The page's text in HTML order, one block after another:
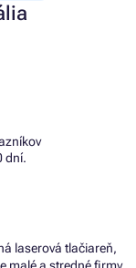
dní.
laserová tlačiareň,
malé a stredné firmy.